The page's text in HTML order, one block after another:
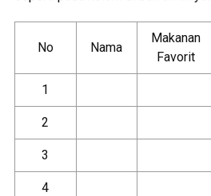
No Nama
Makanan
Favorit
1
2
3
4